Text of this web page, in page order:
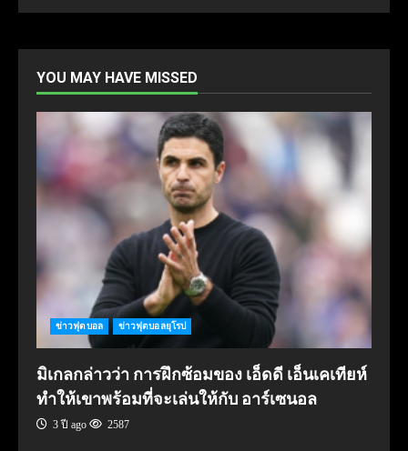
YOU MAY HAVE MISSED
ข่าวฟุตบอล ข่าวฟุตบอลยุโรป
มิเกลกล่าวว่า การฝึกซ้อมของ เอ็ดดี เอ็นเคเทียห์
ทำให้เขาพร้อมที่จะเล่นให้กับ อาร์เซนอล
3 ปี ago 2587